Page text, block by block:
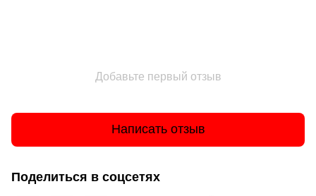
Добавьте первый отзыв
Написать отзыв
Поделиться в соцсетях